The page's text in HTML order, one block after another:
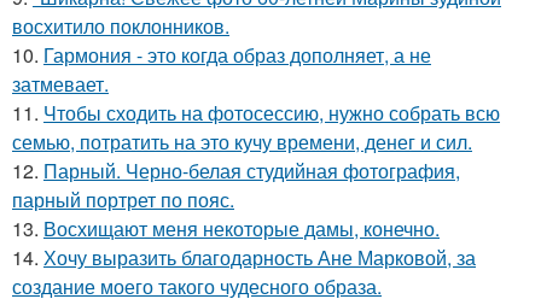
восхитило поклонников.
10. Гармония - это когда образ дополняет, а не
затмевает.
11. Чтобы сходить на фотосессию, нужно собрать всю
семью, потратить на это кучу времени, денег и сил.
12. Парный. Черно-белая студийная фотография,
парный портрет по пояс.
13. Восхищают меня некоторые дамы, конечно.
14. Хочу выразить благодарность Ане Марковой, за
создание моего такого чудесного образа.